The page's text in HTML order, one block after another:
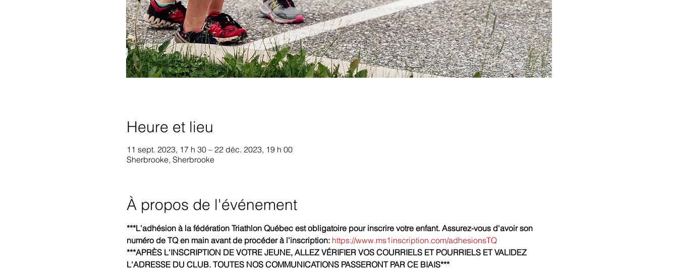
Heure et lieu
11 sept. 2023, 17 h 30 – 22 déc. 2023, 19 h 00
Sherbrooke, Sherbrooke
À propos de l'événement
***L'adhésion à la fédération Triathlon Québec est obligatoire pour inscrire votre enfant. Assurez-vous d'avoir son
numéro de TQ en main avant de procéder à l'inscription: https://www.ms1inscription.com/adhesionsTQ
***APRÈS L'INSCRIPTION DE VOTRE JEUNE, ALLEZ VÉRIFIER VOS COURRIELS ET POURRIELS ET VALIDEZ
L'ADRESSE DU CLUB. TOUTES NOS COMMUNICATIONS PASSERONT PAR CE BIAIS***